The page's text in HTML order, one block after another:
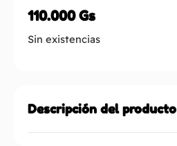
110.000Gs
Sin existencias
Descripción del producto